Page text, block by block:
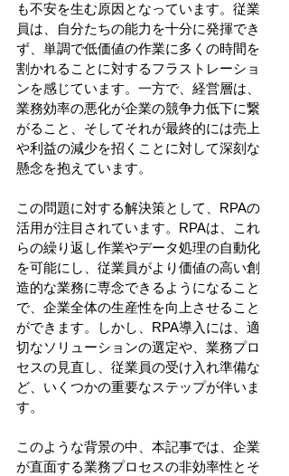
も不安を生む原因となっています。従業
員は、自分たちの能力を十分に発揮でき
ず、単調で低価値の作業に多くの時間を
割かれることに対するフラストレーショ
ンを感じています。一方で、経営層は、
業務効率の悪化が企業の競争力低下に繋
がること、そしてそれが最終的には売上
や利益の減少を招くことに対して深刻な
懸念を抱えています。
この問題に対する解決策として、RPAの
活用が注目されています。RPAは、これ
らの繰り返し作業やデータ処理の自動化
を可能にし、従業員がより価値の高い創
造的な業務に専念できるようになること
で、企業全体の生産性を向上させること
ができます。しかし、RPA導入には、適
切なソリューションの選定や、業務プロ
セスの見直し、従業員の受け入れ準備な
ど、いくつかの重要なステップが伴いま
す。
このような背景の中、本記事では、企業
が直面する業務プロセスの非効率性とそ